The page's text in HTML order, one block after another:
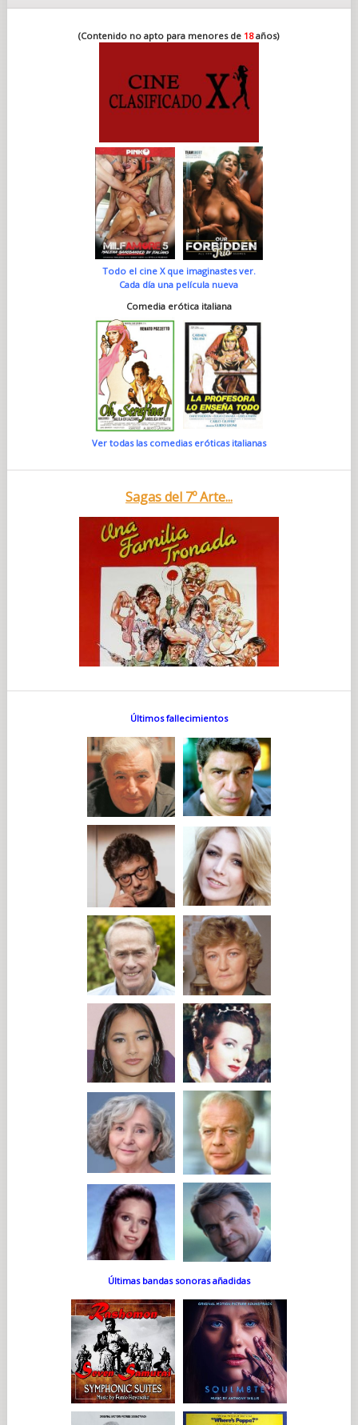
(Contenido no apto para menores de 18años)
Todo el cine X que imaginastes ver.
Cada día una película nueva
Comedia erótica italiana
Ver todas las comedias eróticas italianas
Sagas del 7º Arte...
Últimos fallecimientos
Últimas bandas sonoras añadidas